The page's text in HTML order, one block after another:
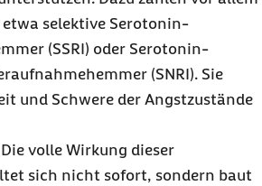
selektive Serotonin-
(SSRI) oder Serotonin-
(SNRI). Sie
und Schwere der Angstzustände
Die volle Wirkung dieser
sich nicht sofort, sondern baut